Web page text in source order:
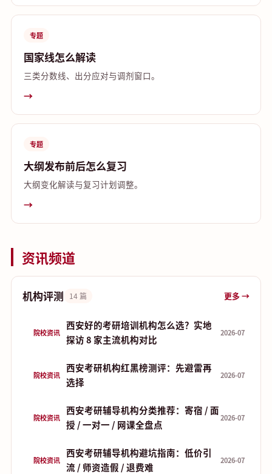
专题
国家线怎么解读
三类分数线、出分应对与调剂窗口。
→
专题
大纲发布前后怎么复习
大纲变化解读与复习计划调整。
→
资讯频道
机构评测 14 篇 更多 →
院校资讯
西安好的考研培训机构怎么选？实地
探访 8 家主流机构对比
2026-07
院校资讯
西安考研机构红黑榜测评：先避雷再
选择
2026-07
院校资讯
西安考研辅导机构分类推荐：寄宿 / 面
授 / 一对一 / 网课全盘点
2026-07
院校资讯
西安考研辅导机构避坑指南：低价引
流 / 师资造假 / 退费难
2026-07